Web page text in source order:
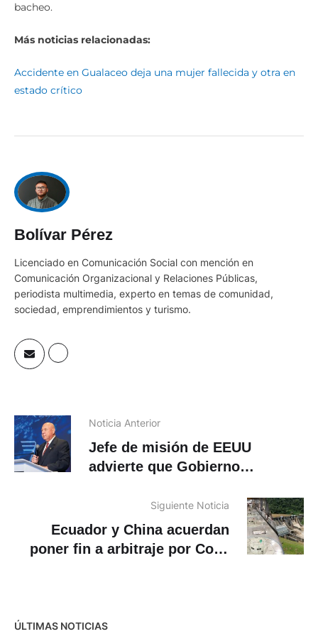
bacheo.
Más noticias relacionadas:
Accidente en Gualaceo deja una mujer fallecida y otra en
estado crítico
Bolívar Pérez
Licenciado en Comunicación Social con mención en
Comunicación Organizacional y Relaciones Públicas,
periodista multimedia, experto en temas de comunidad,
sociedad, emprendimientos y turismo.
Noticia Anterior
Jefe de misión de EEUU
advierte que Gobierno
relación bilateral
Siguiente Noticia
Ecuador y China acuerdan
poner fin a arbitraje por Coca
ÚLTIMAS NOTICIAS